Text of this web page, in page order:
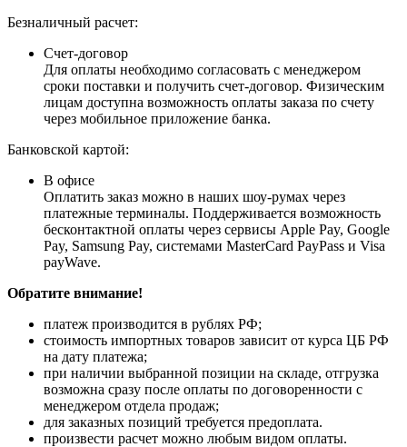
Безналичный расчет:
Счет-договор
Для оплаты необходимо согласовать с менеджером
сроки поставки и получить счет-договор. Физическим
лицам доступна возможность оплаты заказа по счету
через мобильное приложение банка.
Банковской картой:
В офисе
Оплатить заказ можно в наших шоу-румах через
платежные терминалы. Поддерживается возможность
бесконтактной оплаты через сервисы Apple Pay, Google
Pay, Samsung Pay, системами MasterCard PayPass и Visa
payWave.
Обратите внимание!
платеж производится в рублях РФ;
стоимость импортных товаров зависит от курса ЦБ РФ
на дату платежа;
при наличии выбранной позиции на складе, отгрузка
возможна сразу после оплаты по договоренности с
менеджером отдела продаж;
для заказных позиций требуется предоплата.
произвести расчет можно любым видом оплаты.